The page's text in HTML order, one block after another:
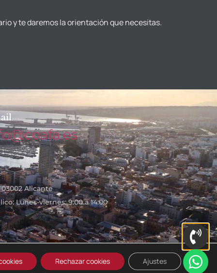
y te daremos la orientación que necesitas.
03002 Alicante
Lunes-viernes: 9:00 a 14:00
Rechazar cookies Ajustes